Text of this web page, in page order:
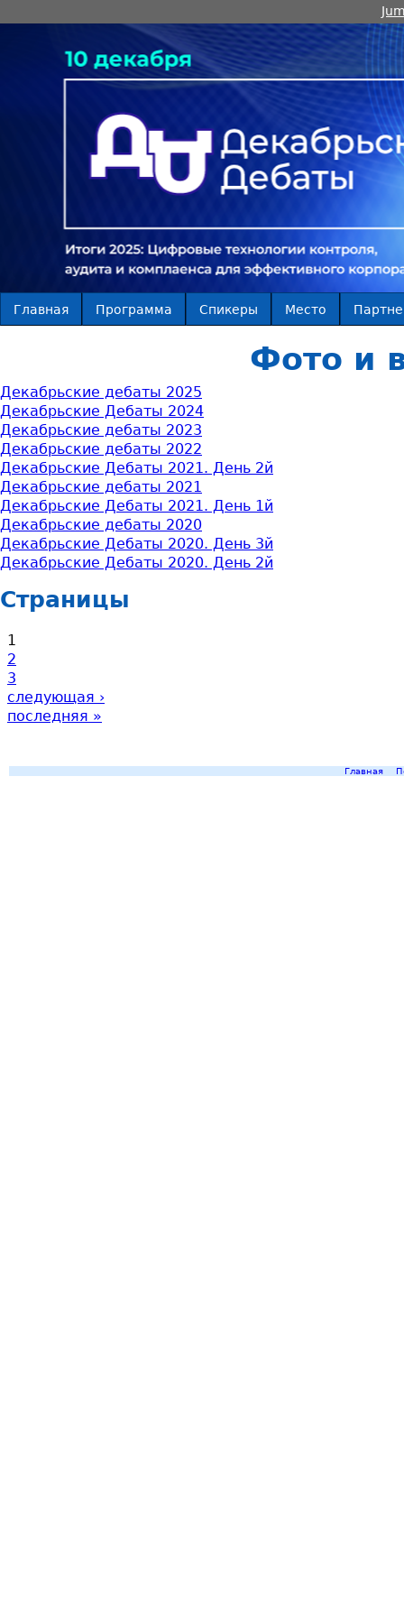
Главная Программа Спикеры Место
Фото и
Декабрьские дебаты 2025
Декабрьские Дебаты 2024
Декабрьские дебаты 2023
Декабрьские дебаты 2022
Декабрьские Дебаты 2021. День 2й
Декабрьские дебаты 2021
Декабрьские Дебаты 2021. День 1й
Декабрьские дебаты 2020
Декабрьские Дебаты 2020. День 3й
Декабрьские Дебаты 2020. День 2й
Страницы
1
2
3
следующая ›
последняя »
Главная